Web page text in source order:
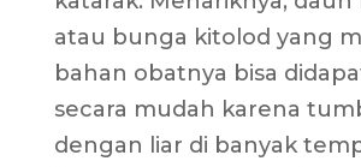
atau bunga kitolod yang
bahan obatnya bisa
secara mudah karena
dengan liar di banyak